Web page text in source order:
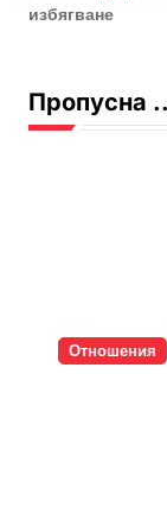
избягване
Пропусна
Отношения